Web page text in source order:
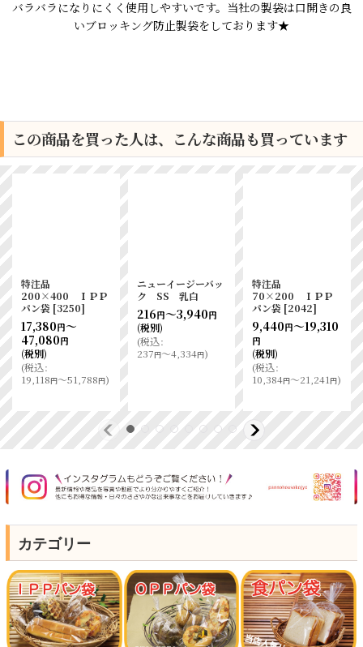
バラバラになりにくく使用しやすいです。当社の製袋は口開きの良
いブロッキング防止製袋をしております★
この商品を買った人は、こんな商品も買っています
特注品
200×400 ＩＰＰ
パン袋 [3250]
17,380円～
47,080円
(税別)
(税込:
19,118円～51,788円)
ニューイージーバッ
ク SS 乳白
216円～3,940円
(税別)
(税込:
237円～4,334円)
特注品
70×200 ＩＰＰ
パン袋 [2042]
9,440円～19,310
円
(税別)
(税込:
10,384円～21,241円)
カテゴリー